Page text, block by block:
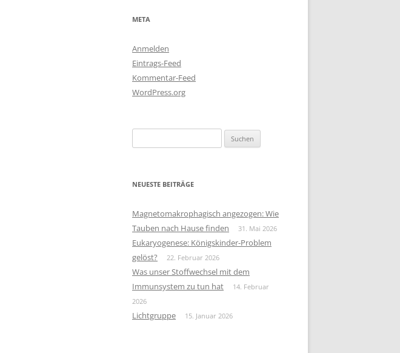
META
Anmelden
Eintrags-Feed
Kommentar-Feed
WordPress.org
nach:
NEUESTE BEITRÄGE
Magnetomakrophagisch angezogen: Wie
Tauben nach Hause finden
31. Mai 2026
Eukaryogenese: Königskinder-Problem
gelöst?
22. Februar 2026
Was unser Stoffwechsel mit dem
Immunsystem zu tun hat
14. Februar
2026
Lichtgruppe 15. Januar 2026